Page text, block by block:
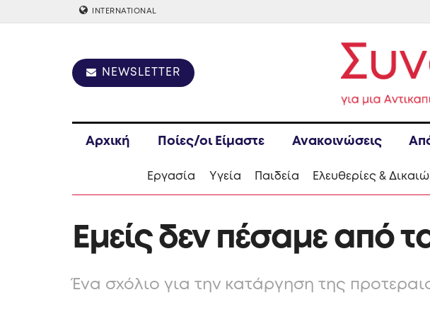
INTERNATIONAL
NEWSLETTER
Αρχική Ποίες/οι Είμαστε Ανακοινώσεις
Εργασία Υγεία Παιδεία Ελευθερίες &
Εμείς δεν πέσαμε από
Ένα σχόλιο για την κατάργηση της